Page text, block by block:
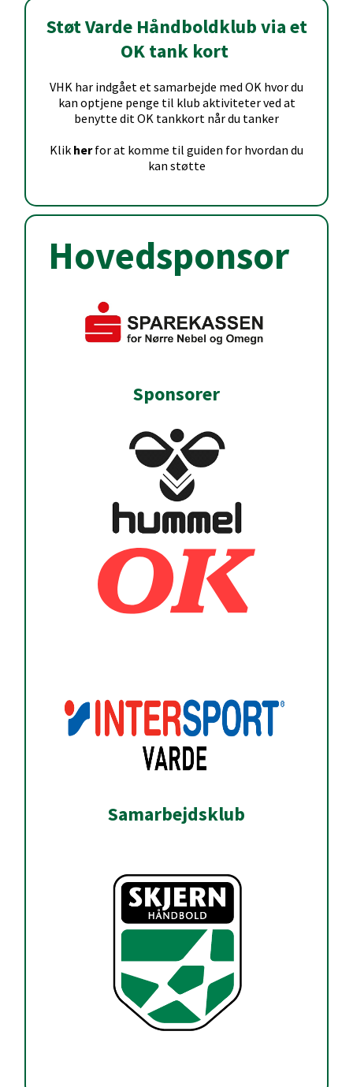
Støt Varde Håndboldklub via et
OK tank kort
VHK har indgået et samarbejde med OK hvor du
kan optjene penge til klub aktiviteter ved at
benytte dit OK tankkort når du tanker
Klik herfor at komme til guiden for hvordan du
kan støtte
Hovedsponsor
Sponsorer
Samarbejdsklub